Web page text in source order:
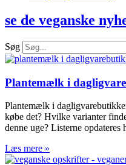
se de veganske
Søg
Plantemælk i
Plantemælk i
købe det? Hvilke varianter
denne uge? Listerne opdateres
Læs mere »